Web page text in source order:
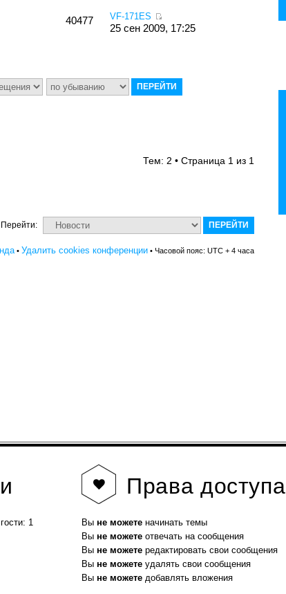
40477 VF-171ES
25 сен 2009, 17:25
Тем: 2 • Страница 1 из 1
Перейти:
• Удалить cookies конференции • Часовой пояс: UTC + 4 часа
1
Права доступа
Вы не можете начинать темы
Вы не можете отвечать на сообщения
Вы не можете редактировать свои сообщения
Вы не можете удалять свои сообщения
Вы не можете добавлять вложения